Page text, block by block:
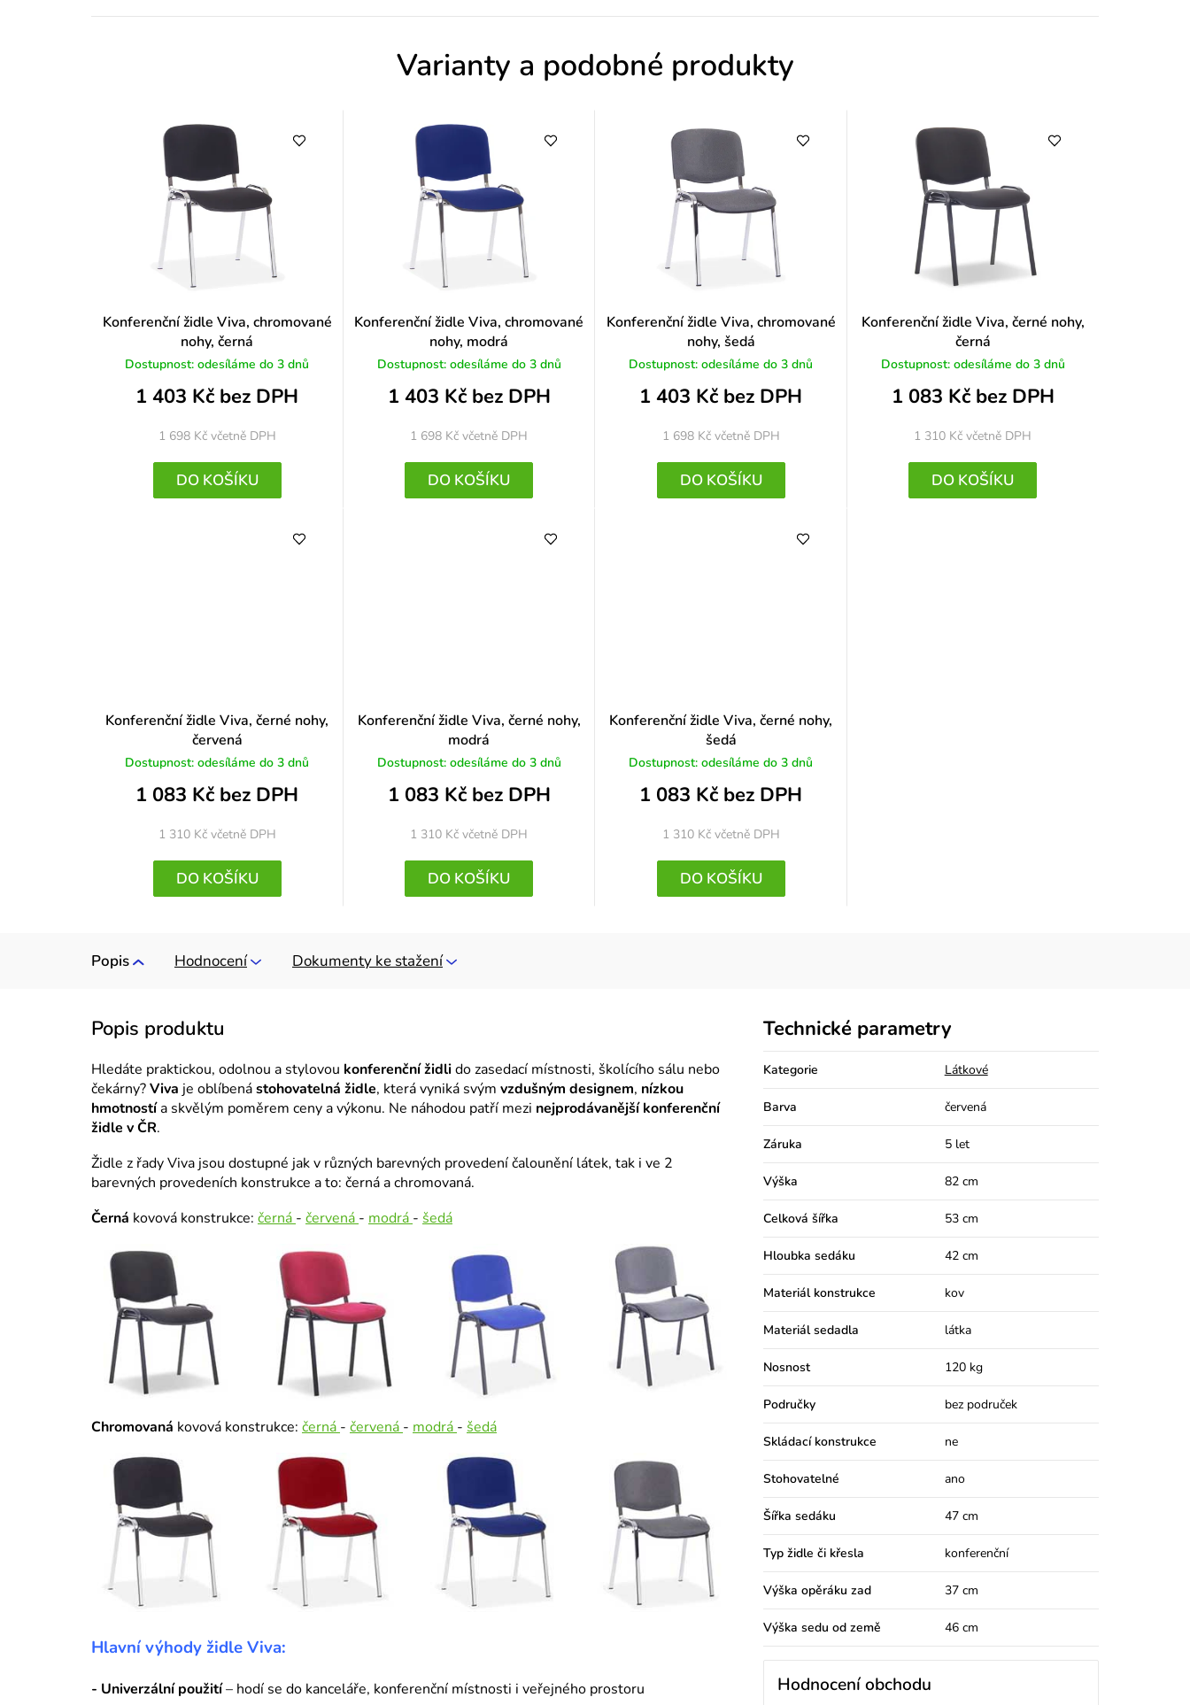
o
d
n
o
c
e
n
í
Varianty a podobné produkty
Konferenční židle Viva, chromované
nohy, černá
Dostupnost: odesíláme do 3 dnů
1 403 Kč bez DPH
1 698 Kč včetně DPH
DO KOŠÍKU
Konferenční židle Viva, chromované
nohy, modrá
Dostupnost: odesíláme do 3 dnů
1 403 Kč bez DPH
1 698 Kčvčetně DPH
DO KOŠÍKU
Konferenční židle Viva, chromované
nohy, šedá
Dostupnost: odesíláme do 3 dnů
1 403 Kč bez DPH
1 698 Kč včetně DPH
DO KOŠÍKU
Konferenční židle Viva, černé nohy,
černá
Dostupnost: odesíláme do 3 dnů
1 083 Kč bez DPH
1 310 Kčvčetně DPH
DO KOŠÍKU
Konferenční židle Viva, černé nohy,
červená
Dostupnost: odesíláme do 3 dnů
1 083 Kč bez DPH
1 310 Kč včetně DPH
DO KOŠÍKU
Konferenční židle Viva, černé nohy,
modrá
Dostupnost: odesíláme do 3 dnů
1 083 Kč bez DPH
1 310 Kčvčetně DPH
DO KOŠÍKU
Konferenční židle Viva, černé nohy,
šedá
Dostupnost: odesíláme do 3 dnů
1 083 Kč bez DPH
1 310 Kč včetně DPH
DO KOŠÍKU
Popis Dokumenty ke stažení
Hodnocení
Hledáte praktickou, odolnou a stylovou konferenční židlido zasedací místnosti, školícího sálu nebo
čekárny?Viva je oblíbenástohovatelná židle, která vyniká svým vzdušným designem, nízkou
hmotnostía skvělým poměrem ceny a výkonu. Ne náhodou patří mezi nejprodávanější konferenční
židle v ČR.
Židle z řady Viva jsou dostupné jak v různých barevných provedení čalounění látek, tak i ve 2
barevných provedeních konstrukce a to: černá a chromovaná.
Černá kovová konstrukce: černá - červená - modrá - šedá
Chromovaná kovová konstrukce: černá - červená - modrá - šedá
Hlavní výhody židle Viva:
- Univerzální použití– hodí se do kanceláře, konferenční místnosti i veřejného prostoru
Technické parametry
Kategorie Látkové
Barva červená
Záruka 5 let
Výška 82 cm
Celková šířka 53 cm
Hloubka sedáku 42 cm
Materiál konstrukce kov
Materiál sedadla látka
Nosnost 120 kg
Područky bez područek
Skládací konstrukce ne
Stohovatelné ano
Šířka sedáku 47 cm
Typ židle či křesla konferenční
Výška opěráku zad 37 cm
Výška sedu od země 46 cm
Hodnocení obchodu